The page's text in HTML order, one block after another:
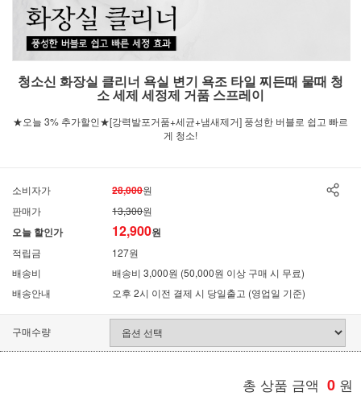
청소신 화장실 클리너 욕실 변기 욕조 타일 찌든때 물때 청
소 세제 세정제 거품 스프레이
★오늘 3% 추가할인★[강력발포거품+세균+냄새제거] 풍성한 버블로 쉽고 빠르
게 청소!
소비자가 28,000원
판매가
13,300원
오늘 할인가 12,900원
적립금
127원
배송비
배송비 3,000원 (50,000원 이상 구매 시 무료)
배송안내
오후 2시 이전 결제 시 당일출고 (영업일 기준)
구매수량
총 상품 금액 0 원